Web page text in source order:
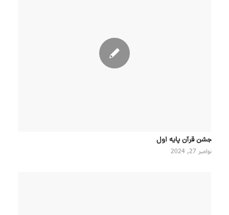
جشن قرآن پایه اول
نوامبر 27, 2024